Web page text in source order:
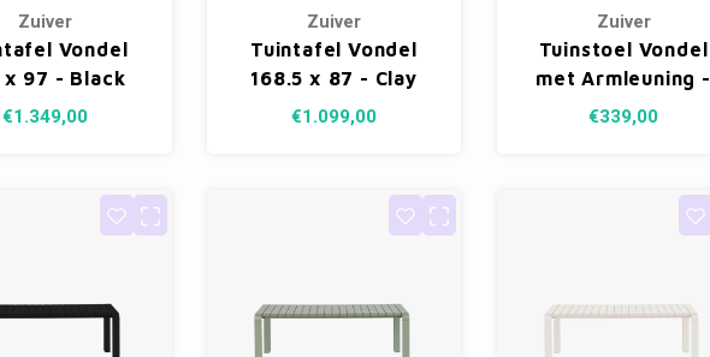
Zuiver
Vondel
x 97 - Black
€1.349,00
Zuiver
Tuintafel Vondel
168.5 x 87 - Clay
€1.099,00
Zuiver
Tuinstoel Vondel
met Armleuning -
Black
€339,00